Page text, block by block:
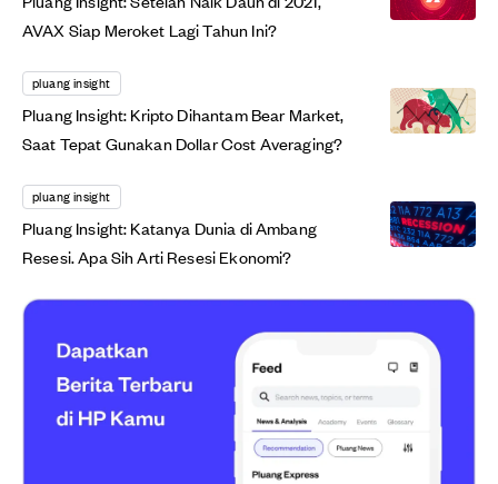
AVAX Siap Meroket Lagi Tahun Ini?
pluang insight
Pluang Insight: Kripto Dihantam Bear Market,
Saat Tepat Gunakan Dollar Cost Averaging?
pluang insight
Pluang Insight: Katanya Dunia di Ambang
Resesi. Apa Sih Arti Resesi Ekonomi?